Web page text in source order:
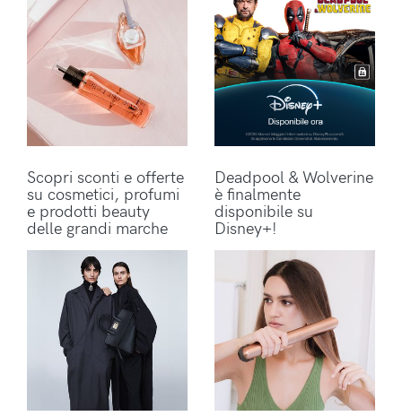
Scopri sconti e offerte
su cosmetici, profumi
e prodotti beauty
delle grandi marche
Deadpool & Wolverine
è finalmente
disponibile su
Disney+!